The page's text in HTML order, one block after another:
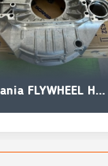
Scania FLYWHEEL HOUSING DC9/DC13 2920377